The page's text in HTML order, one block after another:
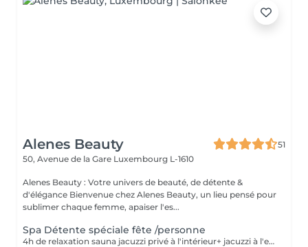
Alenes Beauty
51
50, Avenue de la Gare Luxembourg L-1610
Alenes Beauty : Votre univers de beauté, de détente &
d'élégance Bienvenue chez Alenes Beauty, un lieu pensé pour
sublimer chaque femme, apaiser l'es...
Spa Détente spéciale fête /personne
4h de relaxation sauna jacuzzi privé à l'intérieur+ jacuzzi à l'extérieur +terrasse avec brasero+ gommage corps + massage relaxant + repas (max 10 pers.) prix par pers. Spécial pour anniversaire, enterrement de vie de jeunes filles, familial ex...